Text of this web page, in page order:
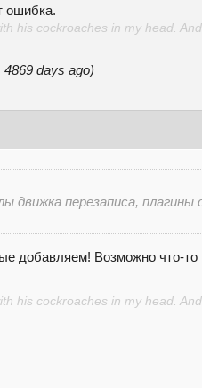
ошибка.
his cockroaches in my head.
days ago)
движка перезаписа,
добавляем! Возможно что-то
his cockroaches in my head.